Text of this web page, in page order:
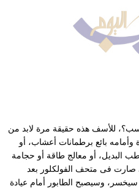
للأسف هذه حقيقة مرة لابد من
وأمامه بائع برطمانات أعشاب، أو
البديل، أو معالج طاقة أو حجامة
صارت فى متحف الفولكلور بعد
وسيصبح الطابور أمام عيادة